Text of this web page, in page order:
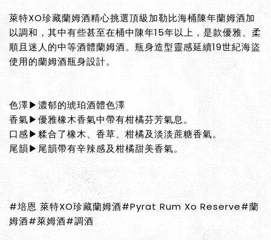
萊特XO珍藏蘭姆酒精心挑選頂級加勒比海桶陳年蘭姆酒加
以調和，其中有些甚至在桶中陳年15年以上，是款優雅、柔
順且迷人的中等酒體蘭姆酒。瓶身造型靈感延續19世紀海盜
使用的蘭姆酒瓶身設計。
色澤▶濃郁的琥珀酒體色澤
香氣▶優雅橡木香氣中帶有柑橘芬芳氣息。
口感▶糅合了橡木、香草、柑橘及淡淡蔗糖香氣。
尾韻▶尾韻帶有辛辣感及柑橘甜美香氣。
#培恩 萊特XO珍藏蘭姆酒#Pyrat Rum Xo Reserve#蘭
姆酒#萊姆酒#調酒